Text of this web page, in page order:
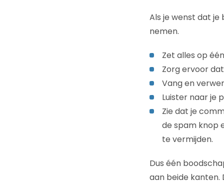
Als je wenst dat
nemen.
Zet alles op
Zorg ervoor
Vang en
Luister naar je
Zie dat je
de spam knop
te vermijden.
Dus één
aan beide kanten.